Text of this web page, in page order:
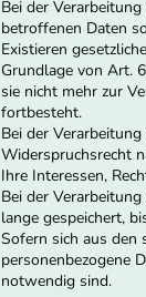
Bei der
betroffenen Daten
Existieren
Grundlage von Art.
sie nicht mehr zur
fortbesteht.
Bei der
Widerspruchsrecht
Ihre Interessen,
Bei der
lange gespeichert,
Sofern sich aus den
personenbezogene
notwendig sind.